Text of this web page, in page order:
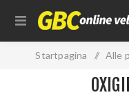
Startpagina / Alle